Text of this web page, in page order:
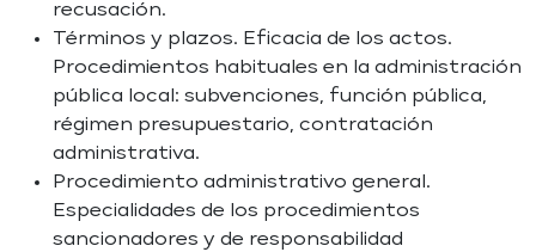
recusación.
Términos y plazos. Eficacia de los actos.
Procedimientos habituales en la administración
pública local: subvenciones, función pública,
régimen presupuestario, contratación
administrativa.
Procedimiento administrativo general.
Especialidades de los procedimientos
sancionadores y de responsabilidad